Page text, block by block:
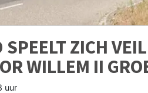
ZICH
WILLEM II
uur